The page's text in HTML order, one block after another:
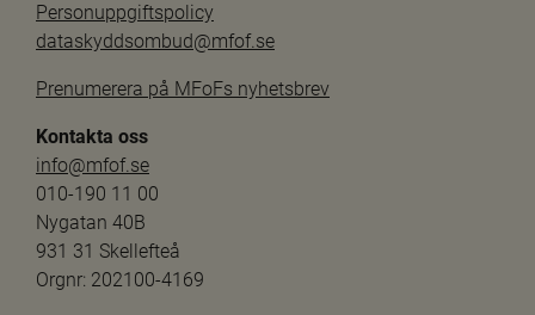
Personuppgiftspolicy
dataskyddsombud@mfof.se
Prenumerera på MFoFs nyhetsbrev
Kontakta oss
info@mfof.se
010-190 11 00
Nygatan 40B
931 31 Skellefteå
Orgnr: 202100-4169